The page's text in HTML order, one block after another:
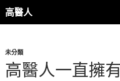
至
內
容
高醫人
搜
尋
未分類
高醫人一直擁